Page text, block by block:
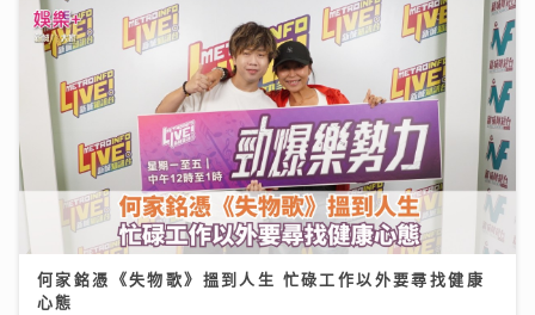
何家銘憑《失物歌》搵到人生 忙碌工作以外要尋找健康
心態